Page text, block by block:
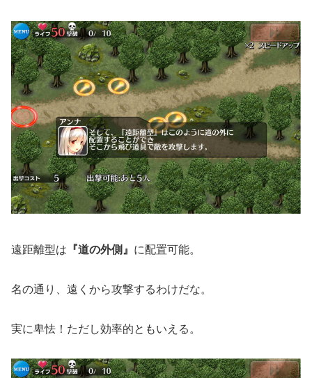
遠距離型は 『道の外側』 に配置可能。
名の通り、遠くから攻撃するわけだな。
実に卑怯！ただし効率的ともいえる。